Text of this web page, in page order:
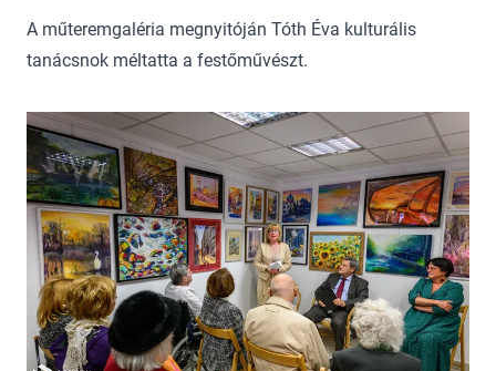
A műteremgaléria megnyitóján Tóth Éva kulturális
tanácsnok méltatta a festőművészt.